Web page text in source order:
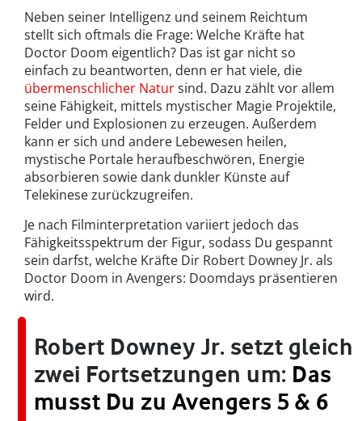
Neben seiner Intelligenz und seinem Reichtum
stellt sich oftmals die Frage: Welche Kräfte hat
Doctor Doom eigentlich? Das ist gar nicht so
einfach zu beantworten, denn er hat viele, die
übermenschlicher Natursind. Dazu zählt vor allem
seine Fähigkeit, mittels mystischer Magie Projektile,
Felder und Explosionen zu erzeugen. Außerdem
kann er sich und andere Lebewesen heilen,
mystische Portale heraufbeschwören, Energie
absorbieren sowie dank dunkler Künste auf
Telekinese zurückzugreifen.
Je nach Filminterpretation variiert jedoch das
Fähigkeitsspektrum der Figur, sodass Du gespannt
sein darfst, welche Kräfte Dir Robert Downey Jr. als
Doctor Doom in Avengers: Doomdays präsentieren
wird.
Robert Downey Jr. setzt gleich
zwei Fortsetzungen um: Das
musst Du zu Avengers 5 & 6